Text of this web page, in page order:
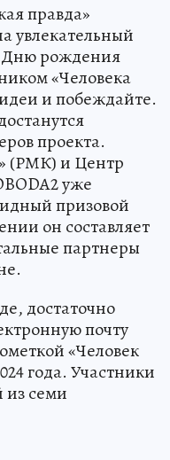
правда»
увлекательный
Дню рождения
«Человека
и побеждайте.
проекта.
(РМК) и Центр
уже
призовой
он составляет
партнеры
достаточно
почту
«Человек
года. Участники
из семи